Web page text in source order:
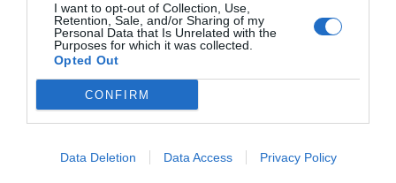
I want to opt-out of Collection, Use,
Retention, Sale, and/or Sharing of my
Personal Data that Is Unrelated with the
Purposes for which it was collected.
Opted Out
CONFIRM
Data Deletion Data Access Privacy Policy
Unión Europea de Farmacias
Sociales
Noticias y novedades
Apoteca Natura cuenta con más de 1.000
farmacias independientes afiliadas entre
Italia, España y Portugal
Farmacias Apoteca Natura: la